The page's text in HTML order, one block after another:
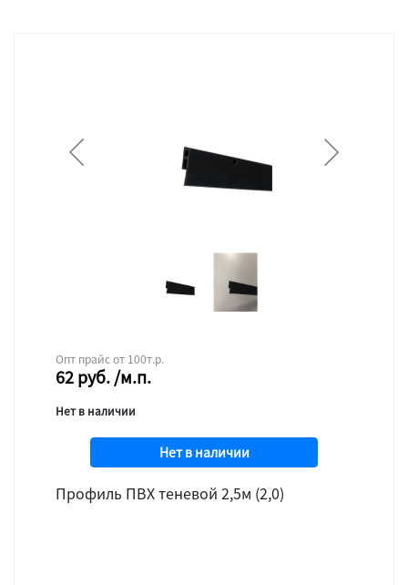
Опт прайс от 100т.р.
62руб./м.п.
Нет в наличии
Нет в наличии
Профиль ПВХ теневой 2,5м (2,0)